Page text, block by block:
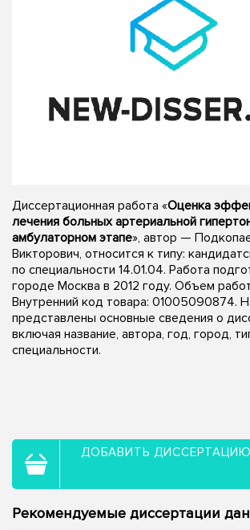
Диссертационная работа «Оценка
лечения больных артериальной
амбулаторном этапе», автор —
Викторович, относится к типу:
по специальности 14.01.04. Работа
городе Москва в 2012 году. Объем
Внутренний код товара: 01005090874.
представлены основные сведения о
включая название, автора, год, город,
специальности.
ДОБАВИТЬ
Рекомендуемые диссертации